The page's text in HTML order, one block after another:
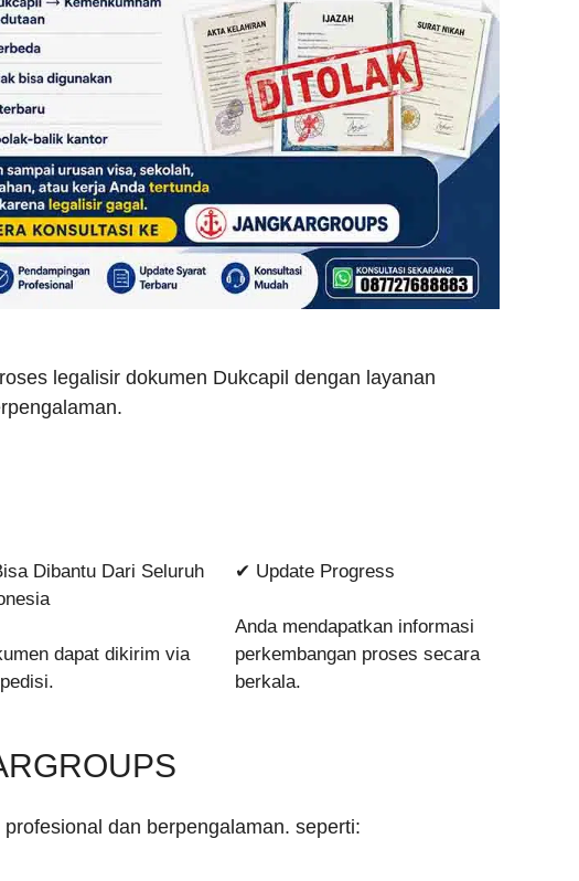
legalisir dokumen Dukcapil dengan layanan
Dibantu Dari Seluruh
dapat dikirim via
✔ Update Progress
Anda mendapatkan informasi
perkembangan proses secara
berkala.
dan berpengalaman. seperti: